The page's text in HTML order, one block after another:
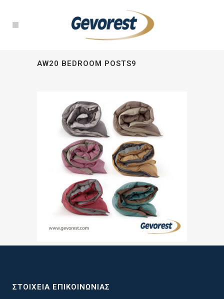
AW20 BEDROOM POSTS9
ΣΤΟΙΧΕΊΑ ΕΠΙΚΟΙΝΩΝΊΑΣ